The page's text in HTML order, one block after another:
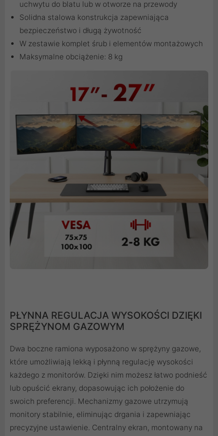
uchwytu do blatu lub w otworze na przewody
Solidna stalowa konstrukcja zapewniająca
bezpieczeństwo i długą żywotność
W zestawie komplet śrub i elementów montażowych
Maksymalne obciążenie: 8 kg
PŁYNNA REGULACJA WYSOKOŚCI DZIĘKI
SPRĘŻYNOM GAZOWYM
Dwa boczne ramiona wyposażono w sprężyny gazowe,
które umożliwiają lekką i płynną regulację wysokości
każdego z monitorów. Dzięki nim możesz łatwo podnieść
lub opuścić ekrany, dopasowując ich położenie do
swoich preferencji. Mechanizmy gazowe utrzymują
monitory stabilnie, eliminując drgania i zapewniając
precyzyjne ustawienie. Centralny ekran, montowany na